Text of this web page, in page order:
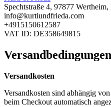
Spechtstraße 4, 97877 Wertheim,
info@kurtiundfrieda.com
+4915150612587
VAT ID: DE358649815
Versandbedingungen
Versandkosten
Versandkosten sind abhängig
beim Checkout automatisch